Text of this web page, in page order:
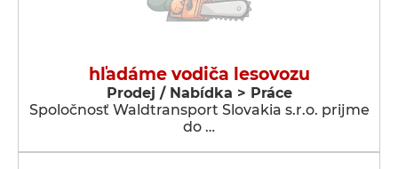
hľadáme vodiča lesovozu
Prodej / Nabídka > Práce
Spoločnosť Waldtransport Slovakia s.r.o. prijme
do …